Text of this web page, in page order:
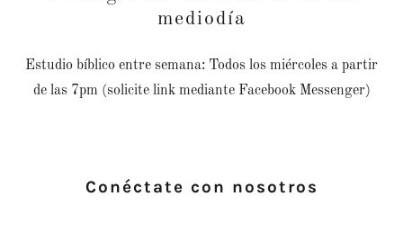
mediodía
Estudio bíblico entre semana: Todos los miércoles a partir
de las 7pm (solicite link mediante Facebook Messenger)
Conéctate con nosotros